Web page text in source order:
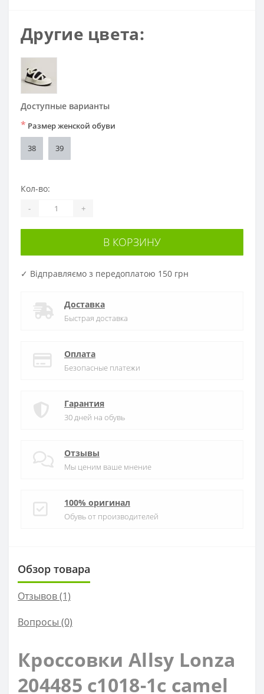
Другие цвета:
Доступные варианты
* Размер женской обуви
38 39
Кол-во:
- +
В КОРЗИНУ
✓ Відправляємо з передоплатою 150 грн
Доставка
Быстрая доставка
Оплата
Безопасные платежи
Гарантия
30 дней на обувь
Отзывы
Мы ценим ваше мнение
100% оригинал
Обувь от производителей
Обзор товара
Отзывов (1)
Вопросы (0)
Кроссовки Allsy Lonza
204485 c1018-1c camel